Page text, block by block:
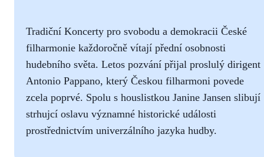
Tradiční Koncerty pro svobodu a demokracii České
filharmonie každoročně vítají přední osobnosti
hudebního světa. Letos pozvání přijal proslulý dirigent
Antonio Pappano, který Českou filharmoni povede
zcela poprvé. Spolu s houslistkou Janine Jansen slibují
strhujcí oslavu významné historické události
prostřednictvím univerzálního jazyka hudby.